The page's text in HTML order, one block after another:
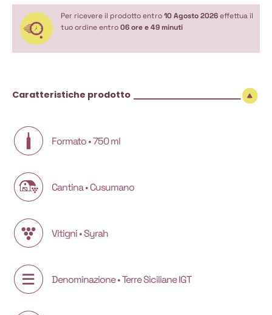
Per ricevere il prodotto entro10 Agosto 2026effettua il
tuo ordine entro06 ore e 49 minuti
Caratteristiche prodotto
Formato • 750 ml
Cantina • Cusumano
Vitigni • Syrah
Denominazione • Terre Siciliane IGT